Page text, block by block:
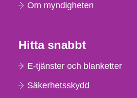
Om myndigheten
Hitta snabbt
E-tjänster och blanketter
Säkerhetsskydd